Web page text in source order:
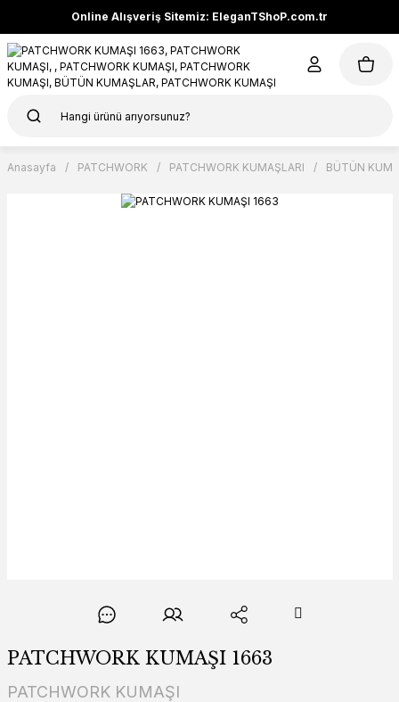
Online Alışveriş Sitemiz: EleganTShoP.com.tr
Anasayfa PATCHWORK PATCHWORK KUMAŞLARI BÜTÜN
PATCHWORK KUMAŞI 1663
PATCHWORK KUMAŞI